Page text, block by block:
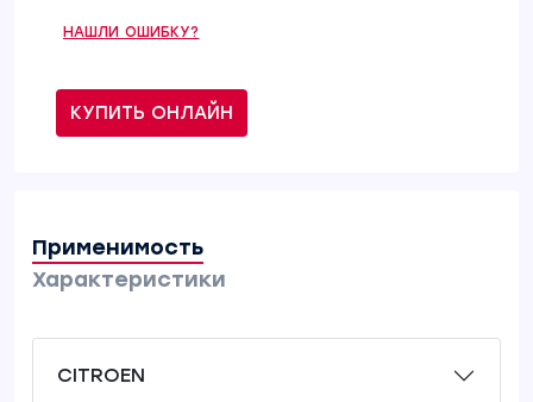
НАШЛИ ОШИБКУ?
КУПИТЬ ОНЛАЙН
Применимость
Характеристики
CITROEN